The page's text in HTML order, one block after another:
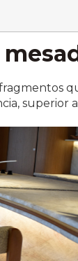
superior